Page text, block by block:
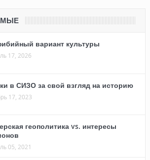
вариант культуры
17, 2026
в СИЗО за свой взгляд на историю
17, 2023
геополитика vs. интересы
05, 2021